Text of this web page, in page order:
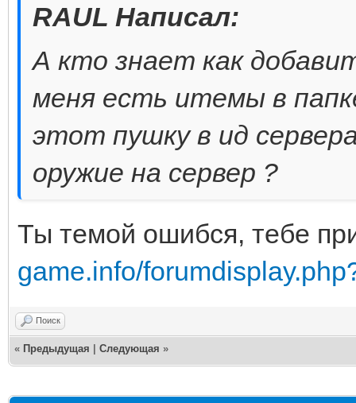
RAUL Написал:
А кто знает как
меня есть итемы в
этот пушку в ид
оружие на сервер ?
Ты темой ошибся, тебе
game.info/
Поиск
« Предыдущая Следующая »